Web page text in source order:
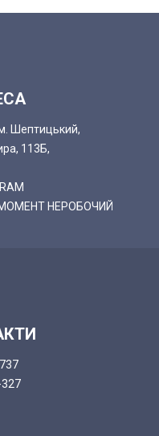
Шептицький,
113Б,
МОМЕНТ НЕРОБОЧИЙ